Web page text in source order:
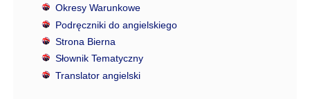
Okresy Warunkowe
Podręczniki do angielskiego
Strona Bierna
Słownik Tematyczny
Translator angielski